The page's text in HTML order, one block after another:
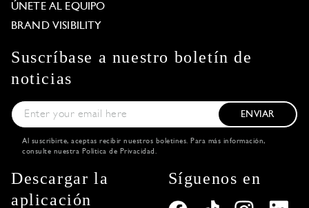
ÚNETE AL EQUIPO
BRAND VISIBILITY
Suscríbase a nuestro boletín de
noticias
ENVIAR
Al suscribirte, aceptas recibir nuestros boletines. Para más información,
consulte nuestra Política de Privacidad .
Descargar la
aplicación
Síguenos en